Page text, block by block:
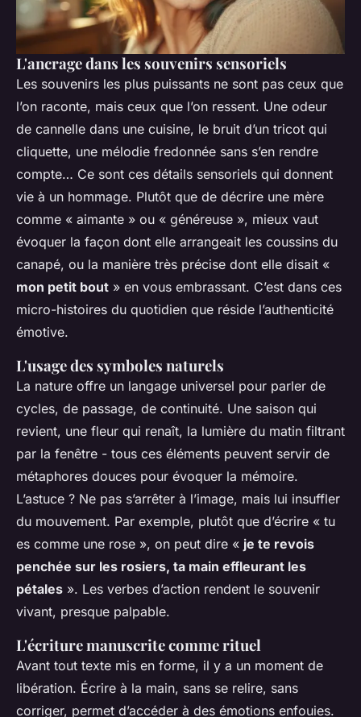
L'ancrage dans les souvenirs sensoriels
Les souvenirs les plus puissants ne sont pas ceux que
l’on raconte, mais ceux que l’on ressent. Une odeur
de cannelle dans une cuisine, le bruit d’un tricot qui
cliquette, une mélodie fredonnée sans s’en rendre
compte… Ce sont ces détails sensoriels qui donnent
vie à un hommage. Plutôt que de décrire une mère
comme « aimante » ou « généreuse », mieux vaut
évoquer la façon dont elle arrangeait les coussins du
canapé, ou la manière très précise dont elle disait «
mon petit bout » en vous embrassant. C’est dans ces
micro-histoires du quotidien que réside l’authenticité
émotive.
L'usage des symboles naturels
La nature offre un langage universel pour parler de
cycles, de passage, de continuité. Une saison qui
revient, une fleur qui renaît, la lumière du matin filtrant
par la fenêtre - tous ces éléments peuvent servir de
métaphores douces pour évoquer la mémoire.
L’astuce ? Ne pas s’arrêter à l’image, mais lui insuffler
du mouvement. Par exemple, plutôt que d’écrire « tu
es comme une rose », on peut dire « je te revois
penchée sur les rosiers, ta main effleurant les
pétales ». Les verbes d’action rendent le souvenir
vivant, presque palpable.
L'écriture manuscrite comme rituel
Avant tout texte mis en forme, il y a un moment de
libération. Écrire à la main, sans se relire, sans
corriger, permet d’accéder à des émotions enfouies.